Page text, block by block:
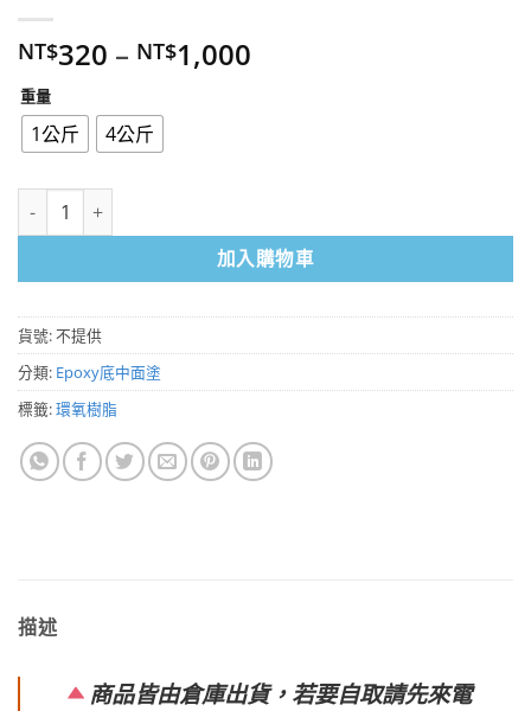
NT$320 – NT$1,000
重量
1公斤 4公斤
環氧樹脂Epoxy流展面塗AB劑一組（1KG、4KG）無色樹脂 可自由搭
加入購物車
貨號:不提供
分類: Epoxy底中面塗
標籤:環氧樹脂
描述
商品皆由倉庫出貨，若要自取請先來電